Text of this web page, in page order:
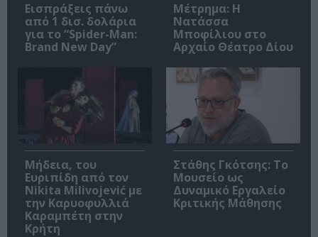
Εισπράξεις πάνω
από 1 δισ. δολάρια
για το “Spider-Man:
Brand New Day”
Μέτρημα: Η
Νατάσσα
Μποφίλιου στο
Αρχαίο Θέατρο Δίου
Μήδεια, του
Ευριπίδη από τον
Nikita Milivojević με
την Καρυοφυλλιά
Καραμπέτη στην
Κρήτη
Στάθης Γκότσης: Το
Μουσείο ως
Δυναμικό Εργαλείο
Κριτικής Μάθησης